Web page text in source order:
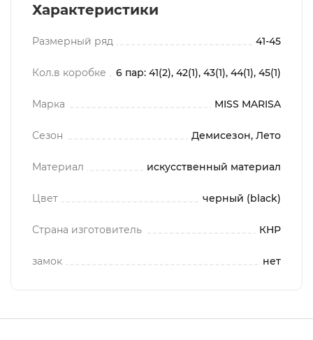
Характеристики
Размерный ряд 41-45
Кол.в коробке 6 пар: 41(2), 42(1), 43(1), 44(1), 45(1)
Марка MISS MARISA
Сезон Демисезон, Лето
Материал искусственный материал
Цвет черный (black)
Страна изготовитель КНР
замок нет